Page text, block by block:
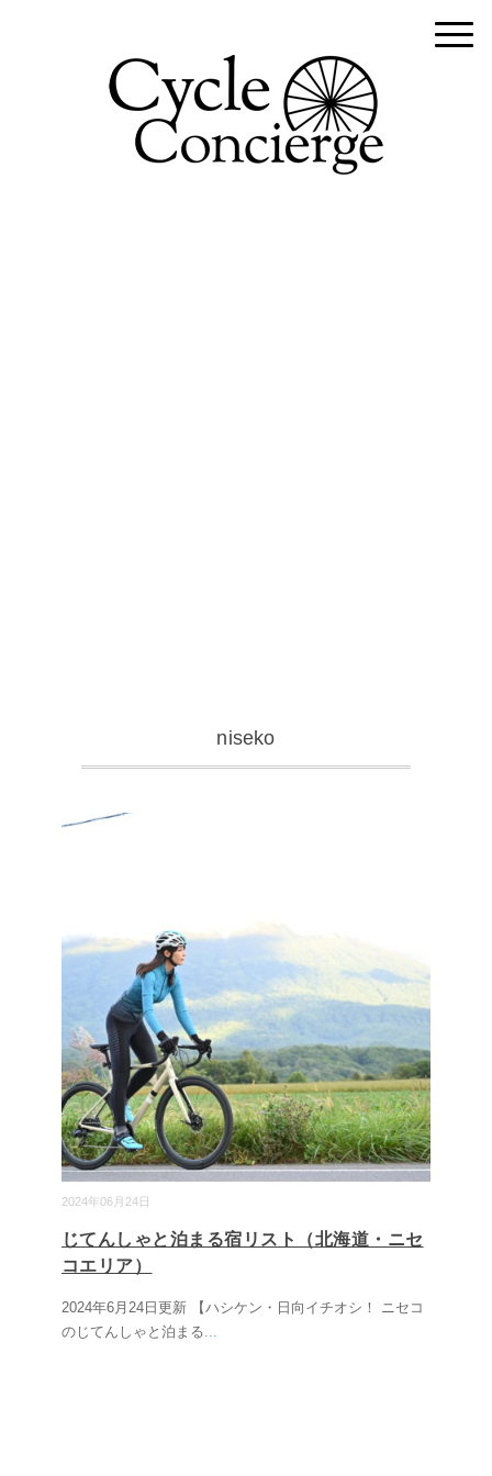
niseko
2024年06月24日
じてんしゃと泊まる宿リスト（北海道・ニセ
コエリア）
2024年6月24日更新 【ハシケン・日向イチオシ！ ニセコ
のじてんしゃと泊まる...